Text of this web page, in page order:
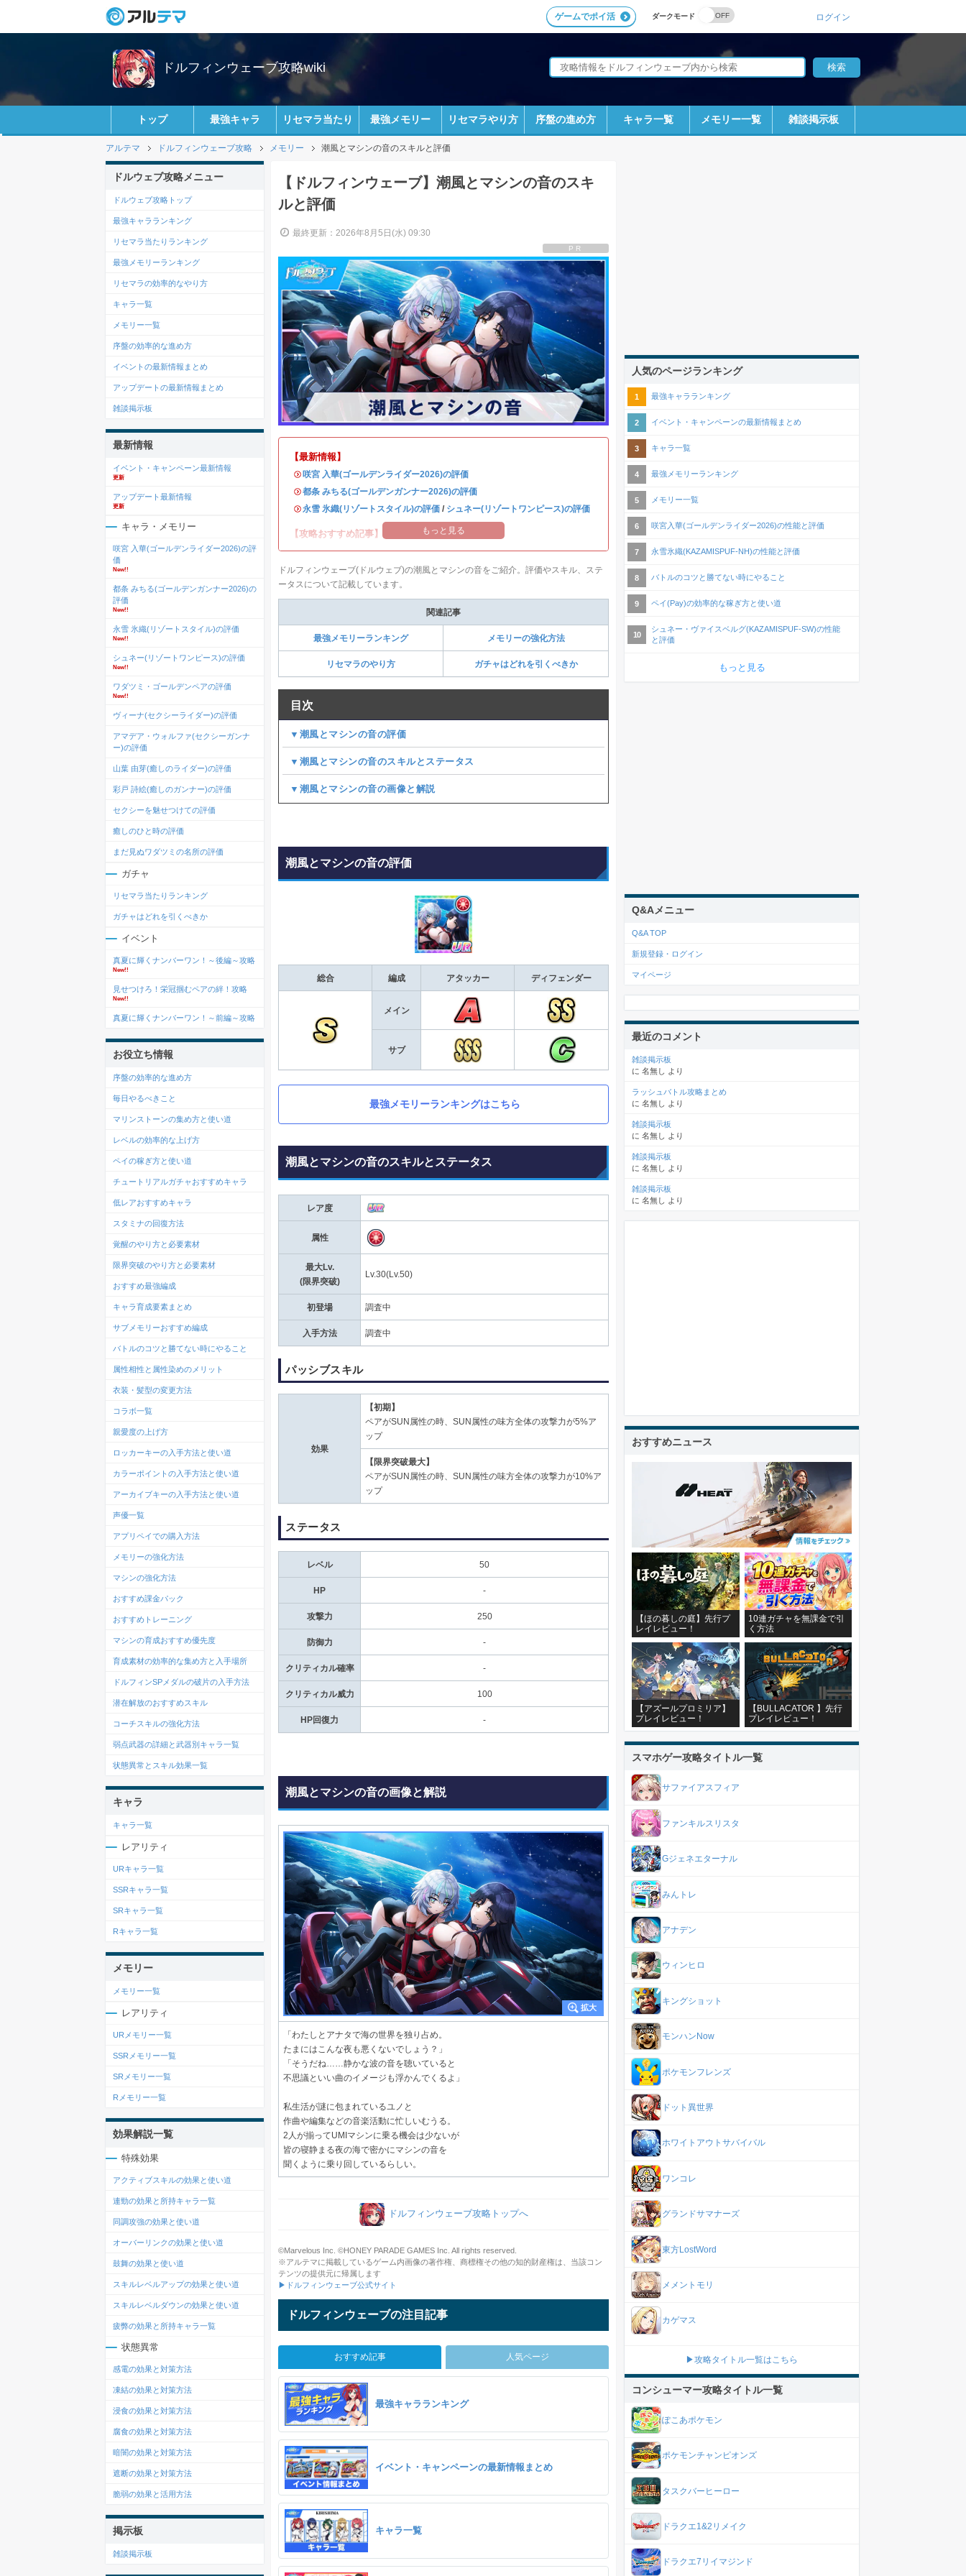
ダークモード
ゲームでポイ活 ログイン
ドルフィンウェーブ攻略wiki
トップ 最強キャラ リセマラ当たり 最強メモリー リセマラやり方 序盤の進め方 キャラ一覧 メモリー一覧 雑談掲示板
アルテマ ドルフィンウェーブ攻略 メモリー 潮風とマシンの音のスキルと評価
【ドルフィンウェーブ】潮風とマシンの音のスキ
ルと評価
最終更新：2026年8月5日(水) 09:30
PR
【最新情報】
・咲宮 入華(ゴールデンライダー2026)の評価
・都条 みちる(ゴールデンガンナー2026)の評価
・永雪 氷織(リゾートスタイル)の評価 / シュネー(リゾートワンピース)の評価
【攻略おすすめ記事】 もっと見る
ドルフィンウェーブ(ドルウェブ)の潮風とマシンの音をご紹介。評価やスキル、ステ
ータスについて記載しています。
関連記事
最強メモリーランキング メモリーの強化方法
リセマラのやり方 ガチャはどれを引くべきか
目次
▼潮風とマシンの音の評価
▼潮風とマシンの音のスキルとステータス
▼潮風とマシンの音の画像と解説
潮風とマシンの音の評価
総合 編成 アタッカー ディフェンダー
メイン
サブ
最強メモリーランキングはこちら
潮風とマシンの音のスキルとステータス
レア度
属性
最大Lv.
(限界突破)
Lv.30(Lv.50)
初登場 調査中
入手方法 調査中
パッシブスキル
効果
【初期】
ペアがSUN属性の時、SUN属性の味方全体の攻撃力が5%ア
ップ
【限界突破最大】
ペアがSUN属性の時、SUN属性の味方全体の攻撃力が10%ア
ップ
ステータス
レベル 50
HP -
攻撃力 250
防御力 -
クリティカル確率 -
クリティカル威力 100
HP回復力 -
潮風とマシンの音の画像と解説
「わたしとアナタで海の世界を独り占め。
たまにはこんな夜も悪くないでしょう？」
「そうだね……静かな波の音を聴いていると
不思議といい曲のイメージも浮かんでくるよ」
私生活が謎に包まれているユノと
作曲や編集などの音楽活動に忙しいむうる。
2人が揃ってUMIマシンに乗る機会は少ないが
皆の寝静まる夜の海で密かにマシンの音を
聞くように乗り回しているらしい。
ドルフィンウェーブ攻略トップへ
©Marvelous Inc. ©HONEY PARADE GAMES Inc. All rights reserved.
※アルテマに掲載しているゲーム内画像の著作権、商標権その他の知的財産権は、当該コン
テンツの提供元に帰属します
▶ドルフィンウェーブ公式サイト
ドルフィンウェーブの注目記事
おすすめ記事 人気ページ
最強キャラランキング
イベント・キャンペーンの最新情報まとめ
キャラ一覧
ドルウェブ攻略メニュー
ドルウェブ攻略トップ
最強キャラランキング
リセマラ当たりランキング
最強メモリーランキング
リセマラの効率的なやり方
キャラ一覧
メモリー一覧
序盤の効率的な進め方
イベントの最新情報まとめ
アップデートの最新情報まとめ
雑談掲示板
最新情報
イベント・キャンペーン最新情報
更新
アップデート最新情報
更新
キャラ・メモリー
咲宮 入華(ゴールデンライダー2026)の評
価
New!!
都条 みちる(ゴールデンガンナー2026)の
評価
New!!
永雪 氷織(リゾートスタイル)の評価
New!!
シュネー(リゾートワンピース)の評価
New!!
ワダツミ・ゴールデンペアの評価
New!!
ヴィーナ(セクシーライダー)の評価
アマデア・ウォルファ(セクシーガンナ
ー)の評価
山葉 由芽(癒しのライダー)の評価
彩戸 詩絵(癒しのガンナー)の評価
セクシーを魅せつけての評価
癒しのひと時の評価
まだ見ぬワダツミの名所の評価
ガチャ
リセマラ当たりランキング
ガチャはどれを引くべきか
イベント
真夏に輝くナンバーワン！～後編～攻略
New!!
見せつけろ！栄冠掴むペアの絆！攻略
New!!
真夏に輝くナンバーワン！～前編～攻略
お役立ち情報
序盤の効率的な進め方
毎日やるべきこと
マリンストーンの集め方と使い道
レベルの効率的な上げ方
ペイの稼ぎ方と使い道
チュートリアルガチャおすすめキャラ
低レアおすすめキャラ
スタミナの回復方法
覚醒のやり方と必要素材
限界突破のやり方と必要素材
おすすめ最強編成
キャラ育成要素まとめ
サブメモリーおすすめ編成
バトルのコツと勝てない時にやること
属性相性と属性染めのメリット
衣装・髪型の変更方法
コラボ一覧
親愛度の上げ方
ロッカーキーの入手方法と使い道
カラーポイントの入手方法と使い道
アーカイブキーの入手方法と使い道
声優一覧
アプリペイでの購入方法
メモリーの強化方法
マシンの強化方法
おすすめ課金パック
おすすめトレーニング
マシンの育成おすすめ優先度
育成素材の効率的な集め方と入手場所
ドルフィンSPメダルの破片の入手方法
潜在解放のおすすめスキル
コーチスキルの強化方法
弱点武器の詳細と武器別キャラ一覧
状態異常とスキル効果一覧
キャラ
キャラ一覧
レアリティ
URキャラ一覧
SSRキャラ一覧
SRキャラ一覧
Rキャラ一覧
メモリー
メモリー一覧
レアリティ
URメモリー一覧
SSRメモリー一覧
SRメモリー一覧
Rメモリー一覧
効果解説一覧
特殊効果
アクティブスキルの効果と使い道
連勁の効果と所持キャラ一覧
同調攻強の効果と使い道
オーバーリンクの効果と使い道
鼓舞の効果と使い道
スキルレベルアップの効果と使い道
スキルレベルダウンの効果と使い道
疲弊の効果と所持キャラ一覧
状態異常
感電の効果と対策方法
凍結の効果と対策方法
浸食の効果と対策方法
腐食の効果と対策方法
暗闇の効果と対策方法
遮断の効果と対策方法
脆弱の効果と活用方法
掲示板
雑談掲示板
人気のページランキング
最強キャラランキング
イベント・キャンペーンの最新情報まとめ
キャラ一覧
最強メモリーランキング
メモリー一覧
咲宮入華(ゴールデンライダー2026)の性能と評価
永雪氷織(KAZAMISPUF-NH)の性能と評価
バトルのコツと勝てない時にやること
ペイ(Pay)の効率的な稼ぎ方と使い道
シュネー・ヴァイスベルグ(KAZAMISPUF-SW)の性能
と評価
もっと見る
Q&Aメニュー
Q&A TOP
新規登録・ログイン
マイページ
最近のコメント
雑談掲示板
に 名無し より
ラッシュバトル攻略まとめ
に 名無し より
雑談掲示板
に 名無し より
雑談掲示板
に 名無し より
雑談掲示板
に 名無し より
おすすめニュース
【ほの暮しの庭】先行プ
レイレビュー！
10連ガチャを無課金で引
く方法
【アズールプロミリア】
プレイレビュー！
【BULLACATOR 】先行
プレイレビュー！
スマホゲー攻略タイトル一覧
サファイアスフィア
ファンキルスリスタ
Gジェネエターナル
みんトレ
アナデン
ウィンヒロ
キングショット
モンハンNow
ポケモンフレンズ
ドット異世界
ホワイトアウトサバイバル
ワンコレ
グランドサマナーズ
東方LostWord
メメントモリ
カゲマス
▶攻略タイトル一覧はこちら
コンシューマー攻略タイトル一覧
ぽこあポケモン
ポケモンチャンピオンズ
タスクバーヒーロー
ドラクエ1&2リメイク
ドラクエ7リイマジンド